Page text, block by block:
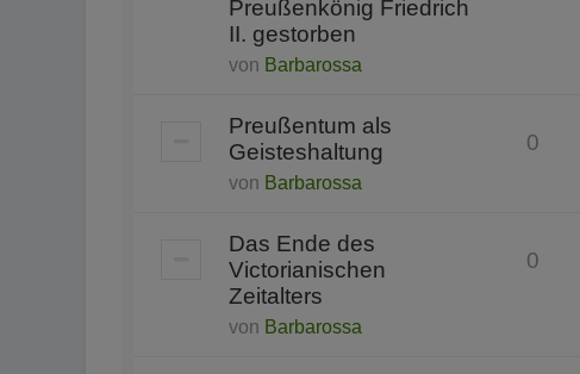
Preußenkönig Friedrich
II. gestorben
von Barbarossa
Preußentum als
Geisteshaltung
von Barbarossa
0
Das Ende des
Victorianischen
Zeitalters
von Barbarossa
0